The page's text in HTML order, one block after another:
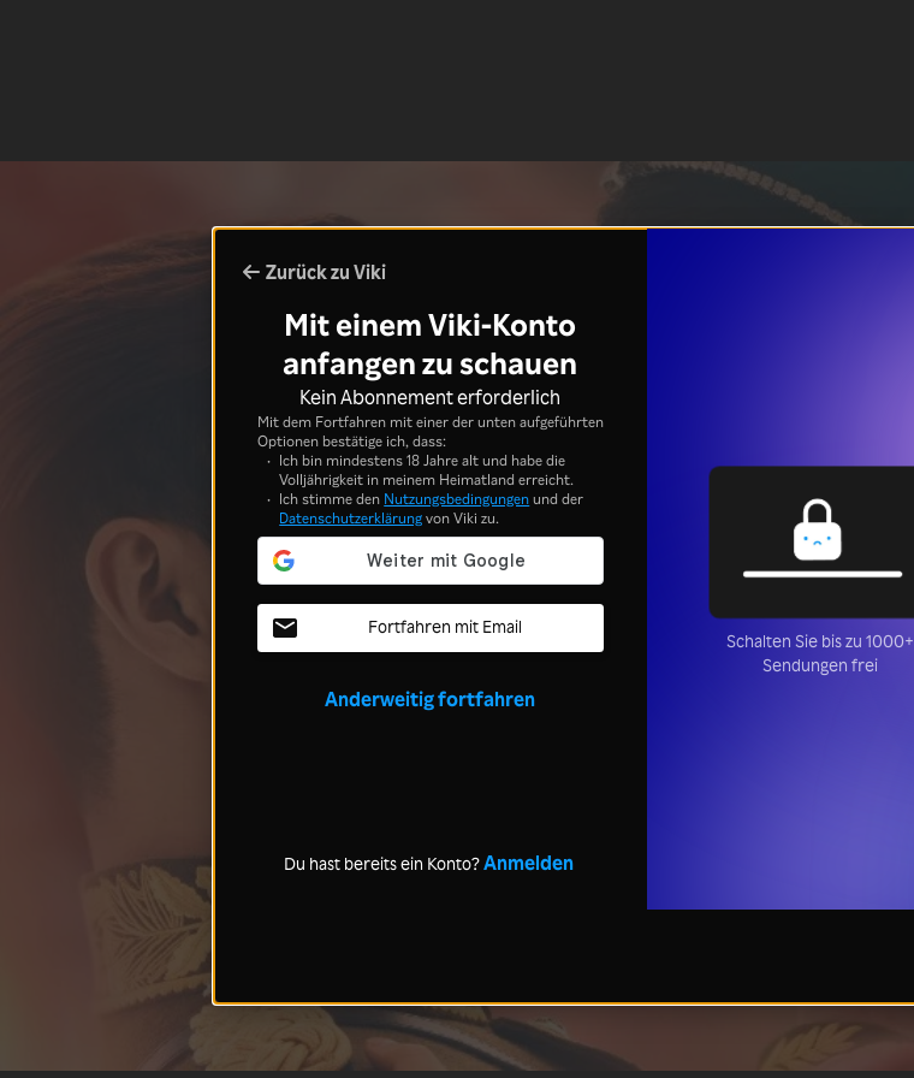
Zurück zu Viki
Mit einem Viki-Konto
anfangen zu schauen
Kein Abonnement erforderlich
Mit dem Fortfahren mit einer der unten aufgeführten
Optionen bestätige ich, dass:
Ich bin mindestens 18 Jahre alt und habe die
Volljährigkeit in meinem Heimatland erreicht.
Ich stimme den Nutzungsbedingungenund der
Datenschutzerklärungvon Viki zu.
Fortfahren mit Email
Anderweitig fortfahren
Du hast bereits ein Konto?Anmelden
Schalten Sie bis zu 1000+
Sendungen frei